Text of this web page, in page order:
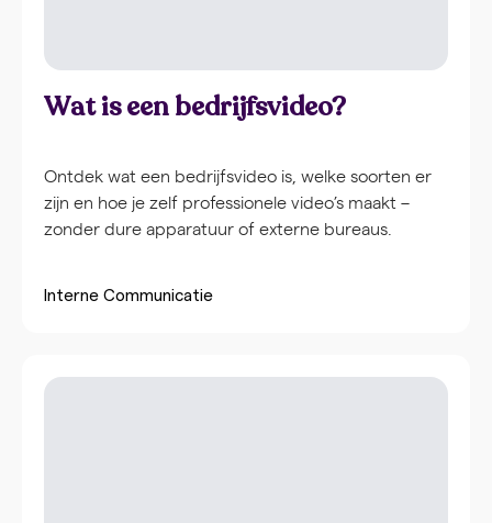
Wat is een bedrijfsvideo?
Ontdek wat een bedrijfsvideo is, welke soorten er
zijn en hoe je zelf professionele video’s maakt –
zonder dure apparatuur of externe bureaus.
Interne Communicatie